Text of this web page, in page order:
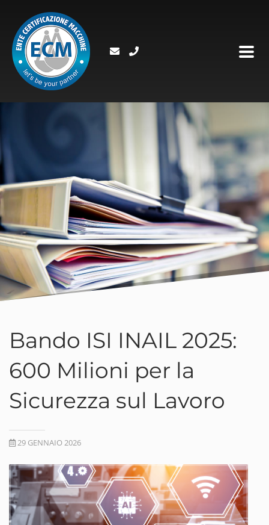
Bando ISI INAIL 2025:
600 Milioni per la
Sicurezza sul Lavoro
29 GENNAIO 2026